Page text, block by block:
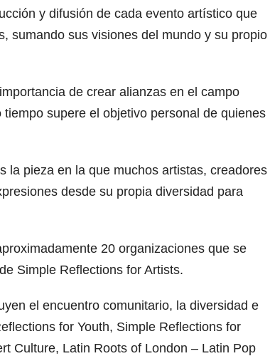
y difusión de cada evento artístico que
sumando sus visiones del mundo y su propio
de crear alianzas en el campo
supere el objetivo personal de quienes
la pieza en la que muchos artistas, creadores
desde su propia diversidad para
20 organizaciones que se
Simple Reflections for Artists.
el encuentro comunitario, la diversidad e
for Youth, Simple Reflections for
Culture, Latin Roots of London – Latin Pop